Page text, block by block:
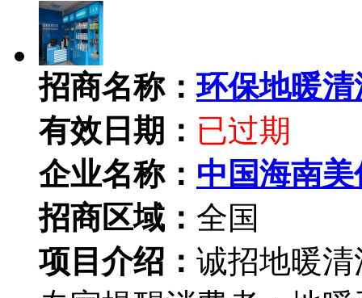
招商名称：环保地暖
有效日期： 已过期
企业名称： 中国海南
招商区域： 全国
项目介绍： 诚招地暖